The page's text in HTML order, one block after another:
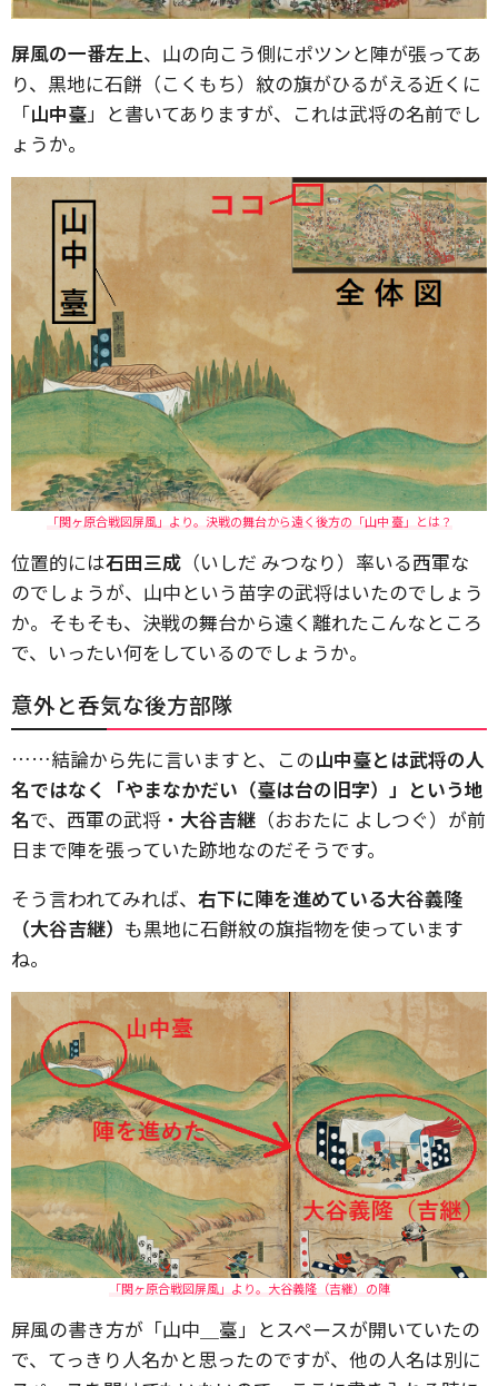
屏風の一番左上、山の向こう側にポツンと陣が張ってあ
り、黒地に石餅（こくもち）紋の旗がひるがえる近くに
「山中臺」と書いてありますが、これは武将の名前でし
ょうか。
「関ヶ原合戦図屏風」より。決戦の舞台から遠く後方の「山中 臺」とは？
位置的には石田三成 （いしだ みつなり）率いる西軍な
のでしょうが、山中という苗字の武将はいたのでしょう
か。そもそも、決戦の舞台から遠く離れたこんなところ
で、いったい何をしているのでしょうか。
意外と呑気な後方部隊
……結論から先に言いますと、この山中臺とは武将の人
名ではなく「やまなかだい（臺は台の旧字）」という地
名で、西軍の武将・ 大谷吉継 （おおたに よしつぐ）が前
日まで陣を張っていた跡地なのだそうです。
そう言われてみれば、 右下に陣を進めている大谷義隆
（大谷吉継） も黒地に石餅紋の旗指物を使っています
ね。
「関ヶ原合戦図屏風」より。大谷義隆（吉継）の陣
屏風の書き方が「山中＿臺」とスペースが開いていたの
で、てっきり人名かと思ったのですが、他の人名は別に